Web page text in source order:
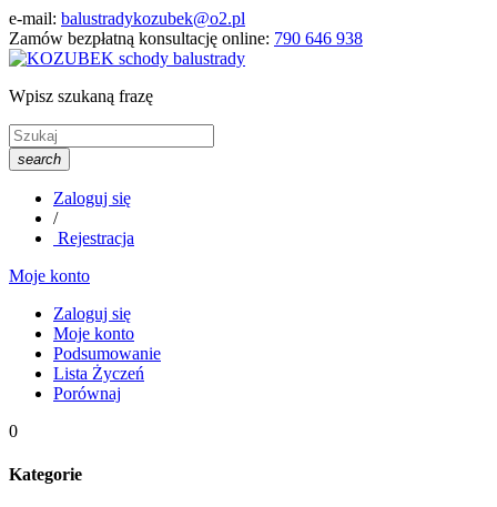
e-mail: balustradykozubek@o2.pl
Zamów bezpłatną konsultację online: 790 646 938
Wpisz szukaną frazę
search
Zaloguj się
/
Rejestracja
Moje konto
Zaloguj się
Moje konto
Podsumowanie
Lista Życzeń
Porównaj
0
Kategorie